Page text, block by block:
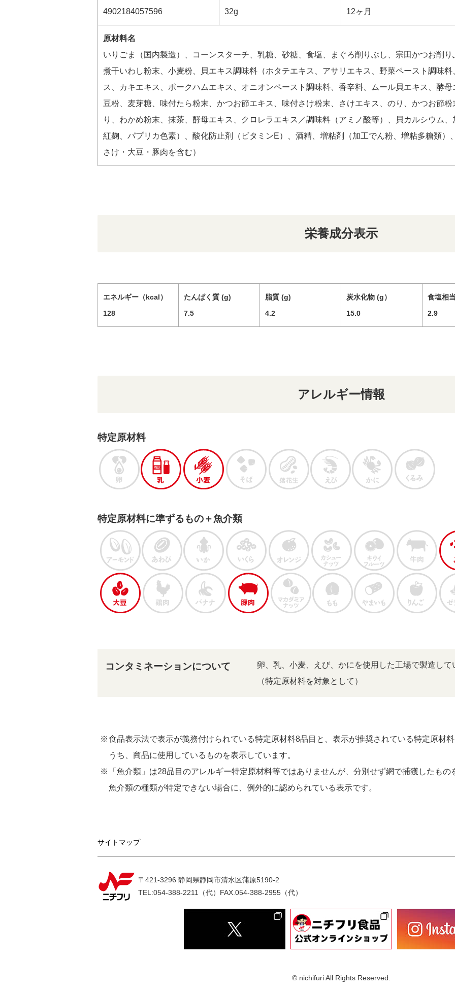
4902184057596
32g
12ヶ月
原材料名
いりごま（国内製造）、コーンスターチ、乳糖、砂糖、食塩、まぐろ削りぶし、宗田かつお削
煮干いわし粉末、小麦粉、貝エキス調味料（ホタテエキス、アサリエキス、野菜ペースト調味
ス、カキエキス、ポークハムエキス、オニオンペースト調味料、香辛料、ムール貝エキス、酵
豆粉、麦芽糖、味付たら粉末、かつお節エキス、味付さけ粉末、さけエキス、のり、かつお節
り、わかめ粉末、抹茶、酵母エキス、クロレラエキス／調味料（アミノ酸等）、貝カルシウム
紅麹、パプリカ色素）、酸化防止剤（ビタミンE）、酒精、増粘剤（加工でん粉、増粘多糖類）
さけ・大豆・豚肉を含む）
栄養成分表示
エネルギー（kcal）
128
たんぱく質 (g)
7.5
脂質 (g)
4.2
炭水化物 (g）
15.0
食塩相
2.9
アレルギー情報
特定原材料
特定原材料に準ずるもの＋魚介類
コンタミネーションについて
卵、乳、小麦、えび、かにを使用した工場で製造して
（特定原材料を対象として）
食品表示法で表示が義務付けられている特定原材料8品目と、表示が推奨されている特定原材
うち、商品に使用しているものを表示しています。
「魚介類」は28品目のアレルギー特定原材料等ではありませんが、分別せず網で捕獲したも
魚介類の種類が特定できない場合に、例外的に認められている表示です。
サイトマップ
〒421-3296 静岡県静岡市清水区蒲原5190-2
TEL:054-388-2211（代） FAX.054-388-2955（代）
© nichifuri All Rights Reserved.